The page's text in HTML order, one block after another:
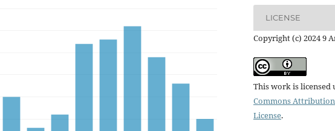
LICENSE
Copyright (c) 2024 9
This work is licensed
Commons
License.